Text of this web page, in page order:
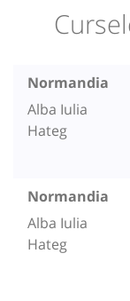
Normandia
Alba Iulia
Hateg
Normandia
Alba Iulia
Hateg